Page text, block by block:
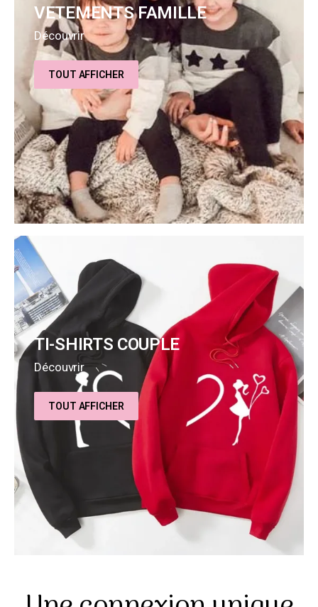
VETEMENTS FAMILLE
Découvrir
TOUT AFFICHER
TI-SHIRTS COUPLE
Découvrir
TOUT AFFICHER